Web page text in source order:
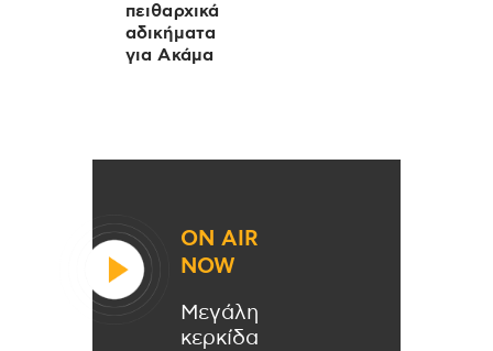
πειθαρχικά
αδικήματα
για Ακάμα
ON AIR
NOW
Μεγάλη
κερκίδα